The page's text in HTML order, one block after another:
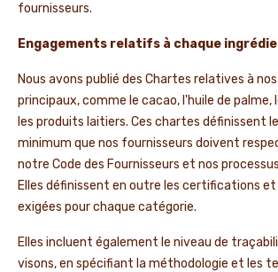
fournisseurs.
Engagements relatifs à chaque
Nous avons publié des Chartes relatives à
principaux, comme le cacao, l'huile de palme,
les produits laitiers. Ces chartes définissent
minimum que nos fournisseurs doivent
notre Code des Fournisseurs et nos
Elles définissent en outre les certifications et
exigées pour chaque catégorie.
Elles incluent également le niveau de
visons, en spécifiant la méthodologie et les